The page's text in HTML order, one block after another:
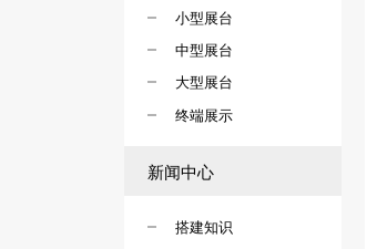
小型展台
中型展台
大型展台
终端展示
新闻中心
搭建知识